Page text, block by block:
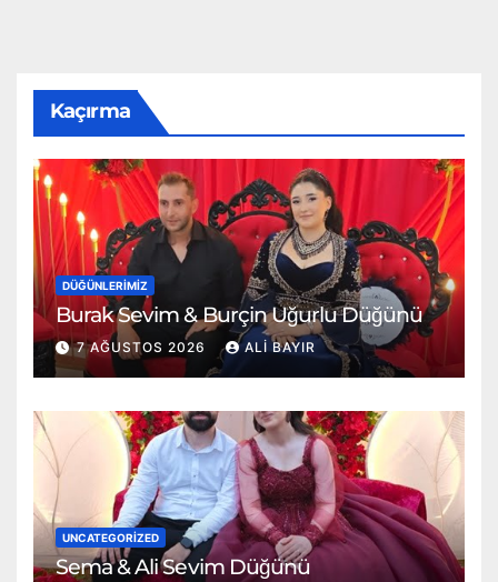
Kaçırma
DÜĞÜNLERIMIZ
Burak Sevim & Burçin Uğurlu Düğünü
7 AĞUSTOS 2026 ALI BAYIR
UNCATEGORIZED
Sema & Ali Sevim Düğünü